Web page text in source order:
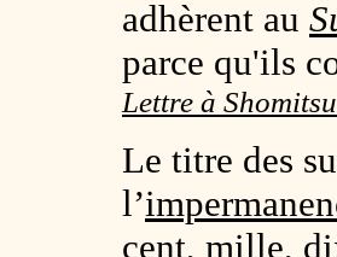
adhèrent au
parce qu'ils
Lettre à
Le titre des
l’
cent, mille,